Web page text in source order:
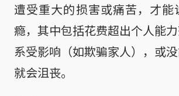
遭受重大的损害或痛苦，才能
瘾，其中包括花费超出个人能
系受影响（如欺骗家人），或
就会沮丧。